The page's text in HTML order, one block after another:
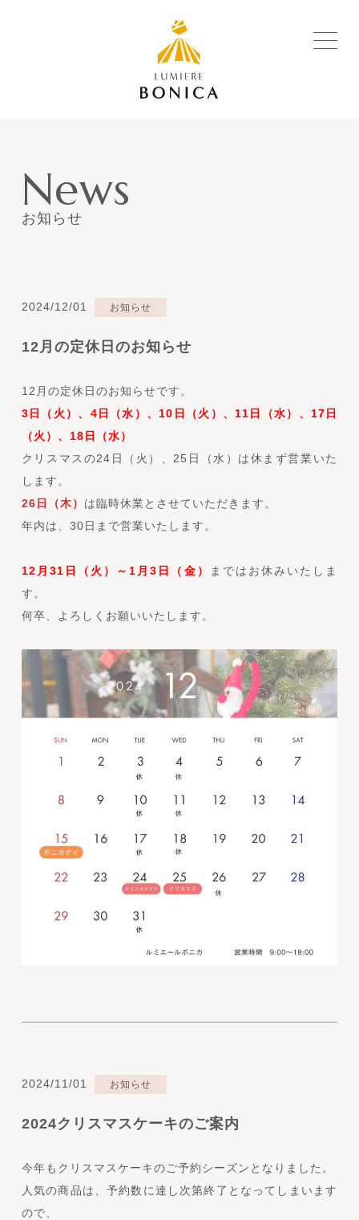
News
お知らせ
2024/12/01 お知らせ
12月の定休日のお知らせ
12月の定休日のお知らせです。
3日（火）、4日（水）、10日（火）、11日（水）、17日
（火）、18日（水）
クリスマスの24日（火）、25日（水）は休まず営業いた
します。
26日（木） は臨時休業とさせていただきます。
年内は、30日まで営業いたします。
12月31日（火）～1月3日（金）
まではお休みいたしま
す。
何卒、よろしくお願いいたします。
2024/11/01 お知らせ
2024クリスマスケーキのご案内
今年もクリスマスケーキのご予約シーズンとなりました。
人気の商品は、予約数に達し次第終了となってしまいます
ので、